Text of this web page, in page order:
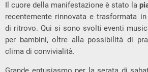
Il cuore della manifestazione è stato la
recentemente rinnovata e trasformata
di ritrovo. Qui si sono svolti eventi
per bambini, oltre alla possibilità di
clima di convivialità.